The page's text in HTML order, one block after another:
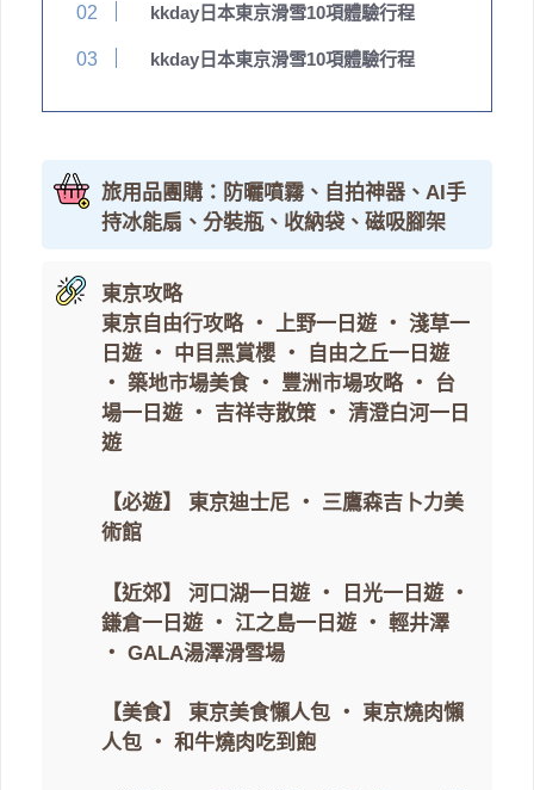
kkday日本東京滑雪10項體驗行程
kkday日本東京滑雪10項體驗行程
旅用品團購：防曬噴霧、自拍神器、AI手
持冰能扇、分裝瓶、收納袋、磁吸腳架
東京攻略
東京自由行攻略・ 上野一日遊・ 淺草一
日遊・ 中目黑賞櫻 ・
自由之丘一日遊
・ 築地市場美食・ 豐洲市場攻略・ 台
場一日遊・ 吉祥寺散策・ 清澄白河一日
遊
【必遊】 東京迪士尼 ・ 三鷹森吉卜力美
術館
【近郊】 河口湖一日遊・ 日光一日遊・
鎌倉一日遊・ 江之島一日遊・ 輕井澤
・ GALA湯澤滑雪場
【美食】 東京美食懶人包 ・ 東京燒肉懶
人包 ・ 和牛燒肉吃到飽